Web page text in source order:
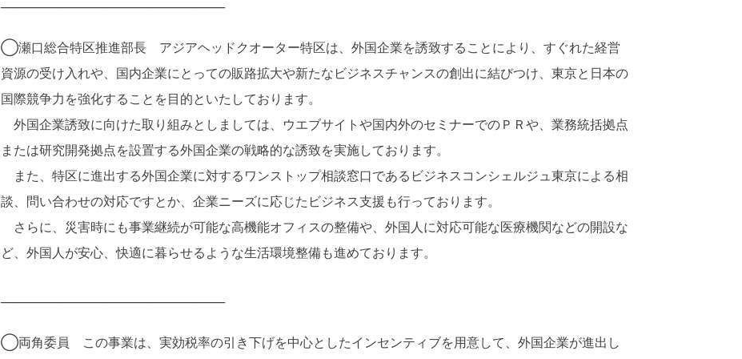
◯瀬口総合特区推進部長 アジアヘッドクオーター特区は、外国企業を誘致することにより、すぐれた経営
資源の受け入れや、国内企業にとっての販路拡大や新たなビジネスチャンスの創出に結びつけ、東京と日本の
国際競争力を強化することを目的といたしております。
外国企業誘致に向けた取り組みとしましては、ウエブサイトや国内外のセミナーでのＰＲや、業務統括拠点
または研究開発拠点を設置する外国企業の戦略的な誘致を実施しております。
また、特区に進出する外国企業に対するワンストップ相談窓口であるビジネスコンシェルジュ東京による相
談、問い合わせの対応ですとか、企業ニーズに応じたビジネス支援も行っております。
さらに、災害時にも事業継続が可能な高機能オフィスの整備や、外国人に対応可能な医療機関などの開設な
ど、外国人が安心、快適に暮らせるような生活環境整備も進めております。
◯両角委員 この事業は、実効税率の引き下げを中心としたインセンティブを用意して、外国企業が進出し